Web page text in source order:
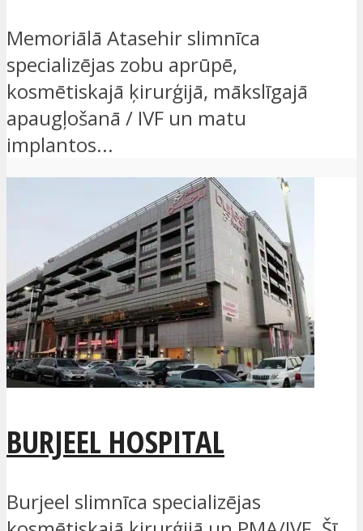
Memoriālā Atasehir slimnīca
specializējas zobu aprūpē,
kosmētiskajā ķirurģijā, mākslīgajā
apaugļošanā / IVF un matu
implantos...
BURJEEL HOSPITAL
Burjeel slimnīca specializējas